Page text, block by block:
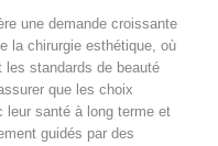
une demande croissante
la chirurgie esthétique, où
les standards de beauté
que les choix
leur santé à long terme et
guidés par des